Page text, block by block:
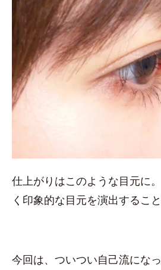
仕上がりはこのような目元に
く印象的な目元を演出するこ
今回は、ついつい自己流にな